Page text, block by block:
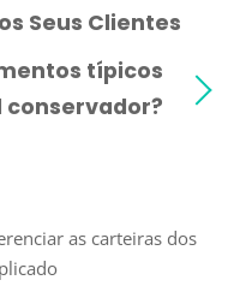
Seus Clientes
típicos
as carteiras dos